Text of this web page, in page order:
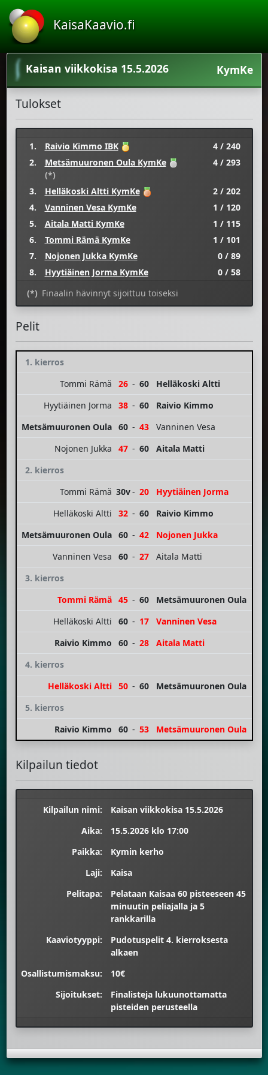
KaisaKaavio.fi
Kaisan viikkokisa 15.5.2026 KymKe
Tulokset
1. Raivio Kimmo IBK
4 / 240
2.
Metsämuuronen Oula KymKe
(*)
4 / 293
3. Helläkoski Altti KymKe
2 / 202
4.
Vanninen Vesa KymKe
1 / 120
5.
Aitala Matti KymKe
1 / 115
6.
Tommi Rämä KymKe
1 / 101
7.
Nojonen Jukka KymKe
0 / 89
8.
Hyytiäinen Jorma KymKe
0 / 58
(*) Finaalin hävinnyt sijoittuu toiseksi
Pelit
1. kierros
Tommi Rämä
26 - 60
Helläkoski Altti
Hyytiäinen Jorma
38 - 60
Raivio Kimmo
Metsämuuronen Oula
60 - 43
Vanninen Vesa
Nojonen Jukka
47 - 60
Aitala Matti
2. kierros
Tommi Rämä 30v- 20
Hyytiäinen Jorma
Helläkoski Altti
32 - 60
Raivio Kimmo
Metsämuuronen Oula
60 - 42
Nojonen Jukka
Vanninen Vesa
60 - 27
Aitala Matti
3. kierros
Tommi Rämä
45 - 60
Metsämuuronen Oula
Helläkoski Altti
60 - 17
Vanninen Vesa
Raivio Kimmo
60 - 28
Aitala Matti
4. kierros
Helläkoski Altti
50 - 60
Metsämuuronen Oula
5. kierros
Raivio Kimmo
60 - 53 Metsämuuronen Oula
Kilpailun tiedot
Kilpailun nimi:
Kaisan viikkokisa 15.5.2026
Aika:
15.5.2026 klo 17:00
Paikka:
Kymin kerho
Laji:
Kaisa
Pelitapa:
Pelataan Kaisaa 60 pisteeseen 45
minuutin peliajalla ja 5
rankkarilla
Kaaviotyyppi:
Pudotuspelit 4. kierroksesta
alkaen
Osallistumismaksu:
10€
Sijoitukset:
Finalisteja lukuunottamatta
pisteiden perusteella